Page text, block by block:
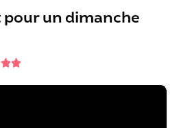
pour un dimanche
